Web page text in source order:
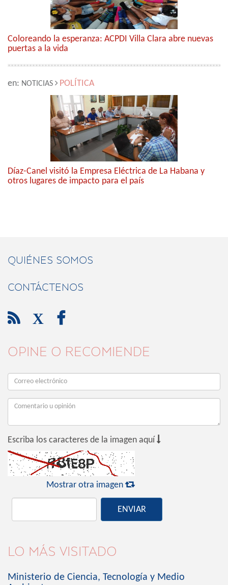
Coloreando la esperanza: ACPDI Villa Clara abre nuevas
puertas a la vida
en: NOTICIAS POLÍTICA
Díaz-Canel visitó la Empresa Eléctrica de La Habana y
otros lugares de impacto para el país
QUIÉNES SOMOS
CONTÁCTENOS
 X 
OPINE O RECOMIENDE
Escriba los caracteres de la imagen aquí 
Mostrar otra imagen 
ENVIAR
LO MÁS VISITADO
Ministerio de Ciencia, Tecnología y Medio